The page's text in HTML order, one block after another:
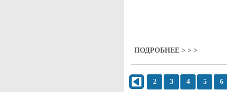
ПОДРОБНЕЕ > > >
2 3 4 5 6